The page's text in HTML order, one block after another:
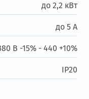
до 2,2 кВт
до 5 А
В -15% - 440 +10%
IP20